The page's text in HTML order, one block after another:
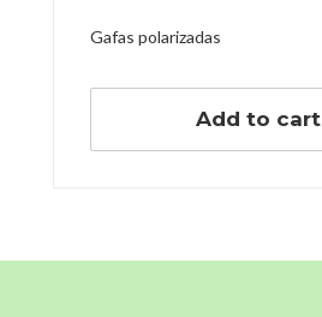
Gafas polarizadas
Add to cart